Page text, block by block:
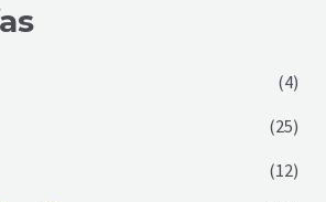
(4)
(25)
(12)